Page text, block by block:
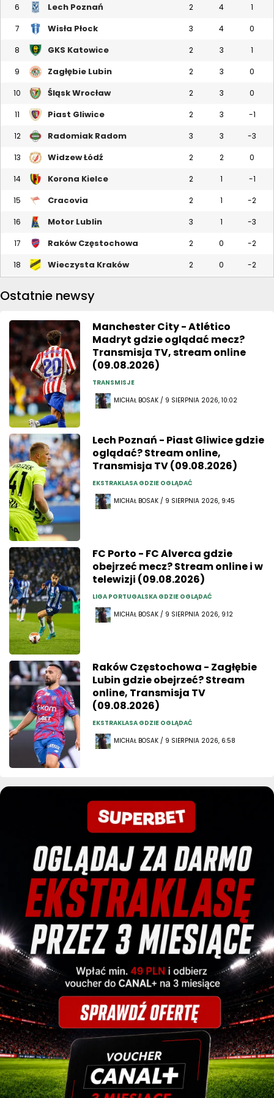
6 Lech Poznań 2 4 1
7 Wisła Płock 3 4 0
8 GKS Katowice 2 3 1
9 Zagłębie Lubin 2 3 0
10 Śląsk Wrocław 2 3 0
11 Piast Gliwice 2 3 -1
12 Radomiak Radom 3 3 -3
13 Widzew Łódź 2 2 0
14 Korona Kielce 2 1 -1
15 Cracovia 2 1 -2
16 Motor Lublin 3 1 -3
17 Raków Częstochowa 2 0 -2
18 Wieczysta Kraków 2 0 -2
Ostatnie newsy
Manchester City - Atlético
Madryt gdzie oglądać mecz?
Transmisja TV, stream online
(09.08.2026)
TRANSMISJE
MICHAŁ BOSAK / 9 SIERPNIA 2026, 10:02
Lech Poznań - Piast Gliwice gdzie
oglądać? Stream online,
Transmisja TV (09.08.2026)
EKSTRAKLASA GDZIE OGLĄDAĆ
MICHAŁ BOSAK / 9 SIERPNIA 2026, 9:45
FC Porto - FC Alverca gdzie
obejrzeć mecz? Stream online i w
telewizji (09.08.2026)
LIGA PORTUGALSKA GDZIE OGLĄDAĆ
MICHAŁ BOSAK / 9 SIERPNIA 2026, 9:12
Raków Częstochowa - Zagłębie
Lubin gdzie obejrzeć? Stream
online, Transmisja TV
(09.08.2026)
EKSTRAKLASA GDZIE OGLĄDAĆ
MICHAŁ BOSAK / 9 SIERPNIA 2026, 6:58